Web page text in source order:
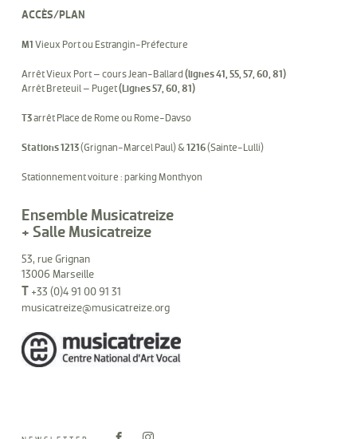
ACCÈS/PLAN
M1 Vieux Port ou Estrangin-Préfecture
Arrêt Vieux Port – cours Jean-Ballard (lignes 41, 55, 57, 60, 81)
Arrêt Breteuil – Puget(Lignes 57, 60, 81)
T3arrêt Place de Rome ou Rome-Davso
Stations 1213(Grignan-Marcel Paul) & 1216(Sainte-Lulli)
Stationnement voiture : parking Monthyon
Ensemble Musicatreize
+ Salle Musicatreize
53, rue Grignan
13006 Marseille
T+33 (0)4 91 00 91 31
musicatreize@musicatreize.org